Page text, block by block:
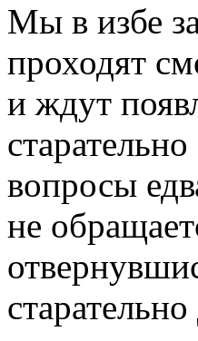
Мы в избе
проходят
и ждут
вопросы
не